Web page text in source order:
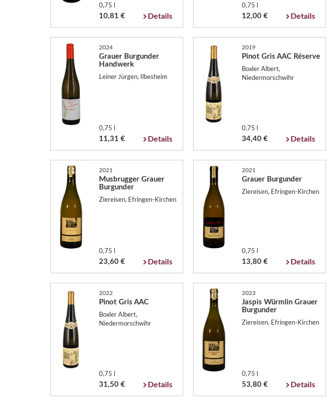
0,75 l
10,81 € Details
0,75 l
12,00 € Details
2024
Grauer Burgunder
Handwerk
Leiner Jürgen, Ilbesheim
0,75 l
11,31 € Details
2019
Pinot Gris AAC Réserve
Boxler Albert,
Niedermorschwihr
0,75 l
34,40 € Details
2021
Musbrugger Grauer
Burgunder
Ziereisen, Efringen-Kirchen
0,75 l
23,60 € Details
2021
Grauer Burgunder
Ziereisen, Efringen-Kirchen
0,75 l
13,80 € Details
2022
Pinot Gris AAC
Boxler Albert,
Niedermorschwihr
0,75 l
31,50 € Details
2023
Jaspis Würmlin Grauer
Burgunder
Ziereisen, Efringen-Kirchen
0,75 l
53,80 € Details